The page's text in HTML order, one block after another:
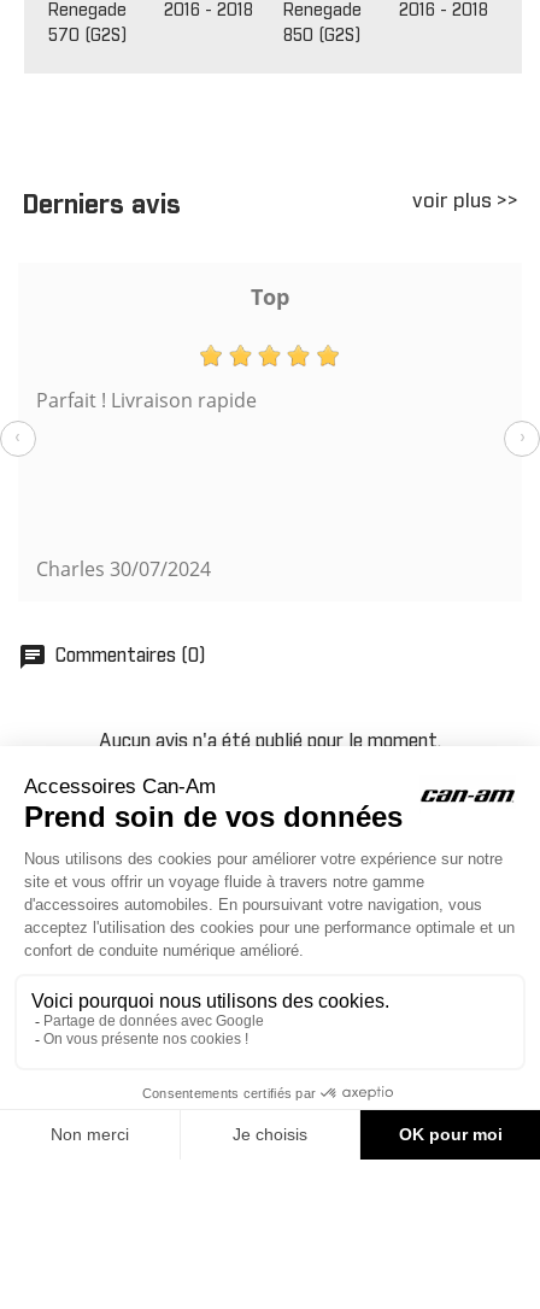
AJOUTER AU PANIER
Renegade
570 (G2S)
2016 - 2018
Renegade
850 (G2S)
2016 - 2018
Derniers avis voir plus >>
Top
Parfait ! Livraison rapide
Charles 30/07/2024
‹ ›
chat Commentaires (0)
Aucun avis n'a été publié pour le moment.
ACCESSOIRES CAN-AM
Le site d'accessoires Can-Am vous propose des accessoires d'origine
pour équiper votre véhicule 3 roues (On Road) ou votre véhicule tout